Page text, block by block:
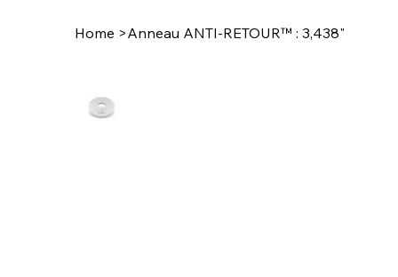
Home >Anneau ANTI-RETOUR™ : 3,438"